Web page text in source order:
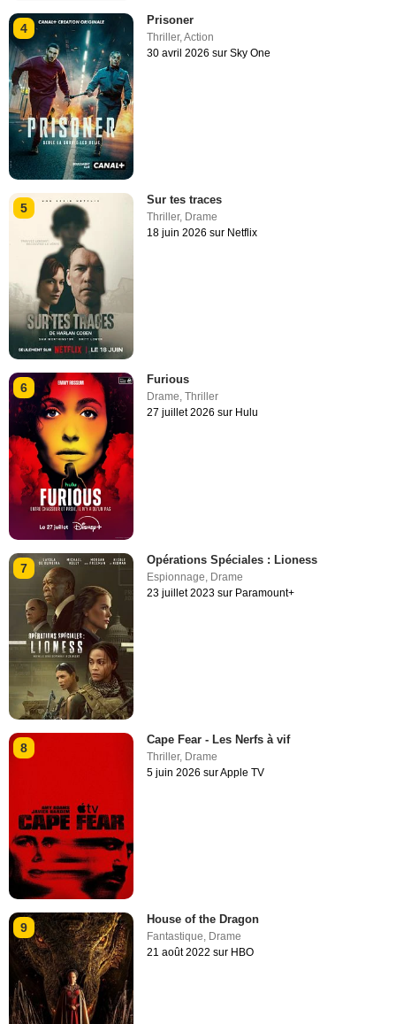
4
Prisoner
Thriller,Action
30 avril 2026 sur Sky One
5
Sur tes traces
Thriller, Drame
18 juin 2026 sur Netflix
6
Furious
Drame,Thriller
27 juillet 2026 sur Hulu
7
Opérations Spéciales : Lioness
Espionnage Drame
23 juillet 2023 sur Paramount+
8
Cape Fear - Les Nerfs à vif
Thriller, Drame
5 juin 2026 sur Apple TV
9
House of the Dragon
Fantastique, Drame
21 août 2022 sur HBO